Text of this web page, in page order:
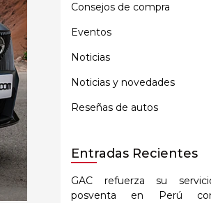
Consejos de compra
Eventos
Noticias
Noticias y novedades
Reseñas de autos
Entradas Recientes
GAC refuerza su
posventa en Perú